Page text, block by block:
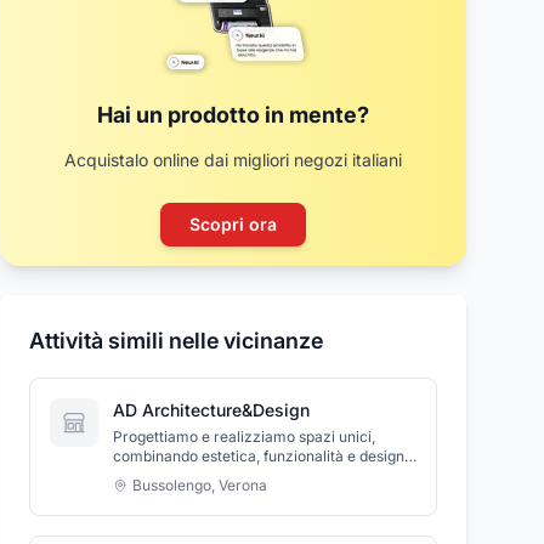
Hai un prodotto in mente?
Acquistalo online dai migliori negozi italiani
Scopri ora
Attività simili nelle vicinanze
AD Architecture&Design
Progettiamo e realizziamo spazi unici,
combinando estetica, funzionalità e design
su misura per trasformare ogni ambiente in
un’esperienza di qualità.
Bussolengo, Verona